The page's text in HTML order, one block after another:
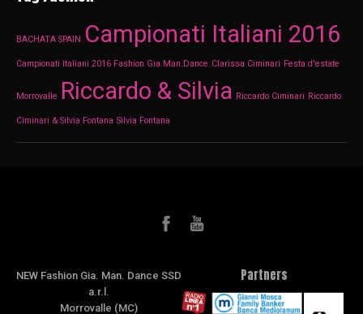
BACHATA SPAIN Campionati Italiani 2016
Campionati Italiani 2016 Fashion Gia.Man.Dance Clarissa Ciminari Festa d'estate
Morrovalle Riccardo & Silvia Riccardo Ciminari Riccardo
Ciminari & Silvia Fontana Silvia Fontana
NEW Fashion Gia. Man. Dance SSD
a.r.l.
Morrovalle (MC)
Partners